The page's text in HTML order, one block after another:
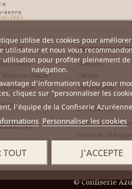
utilise des cookies pour améliorer
utilisateur et nous vous
utilisation pour profiter pleinement de
navigation.
d'informations et/ou pour
cliquez sur "personnaliser les
l'équipe de la Confiserie
Personnaliser les cookies
TOUT J'ACCEPTE
Entiers
Glacés
Alcool et
FRUITS
Oranges
Citrons
Clémentines
À CUISINER
Marrons au
Farine de
©Confiserie